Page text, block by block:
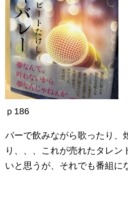
ｐ186
バーで飲みながら歌ったり、
り、、、これが売れたタレン
いと思うが、それでも番組に